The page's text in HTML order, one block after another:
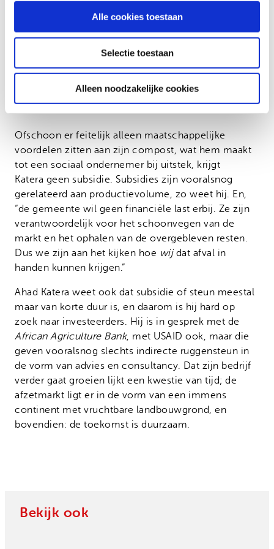
Alle cookies toestaan
Selectie toestaan
Alleen noodzakelijke cookies
winkelcentra, besparen tijd en transportkosten, en
betalen bij mij sowieso geen brengtarief.” Katera
kweekt goodwil en zorgt dat ze het spul bij hem
Investeerders
Ofschoon er feitelijk alleen maatschappelijke
voordelen zitten aan zijn compost, wat hem maakt
tot een sociaal ondernemer bij uitstek, krijgt
Katera geen subsidie. Subsidies zijn vooralsnog
gerelateerd aan productievolume, zo weet hij. En,
“de gemeente wil geen financiële last erbij. Ze zijn
verantwoordelijk voor het schoonvegen van de
markt en het ophalen van de overgebleven resten.
Dus we zijn aan het kijken hoe wijdat afval in
handen kunnen krijgen.”
Ahad Katera weet ook dat subsidie of steun meestal
maar van korte duur is, en daarom is hij hard op
zoek naar investeerders. Hij is in gesprek met de
African Agriculture Bank, met USAID ook, maar die
geven vooralsnog slechts indirecte ruggensteun in
de vorm van advies en consultancy. Dat zijn bedrijf
verder gaat groeien lijkt een kwestie van tijd; de
afzetmarkt ligt er in de vorm van een immens
continent met vruchtbare landbouwgrond, en
bovendien: de toekomst is duurzaam.
Bekijk ook